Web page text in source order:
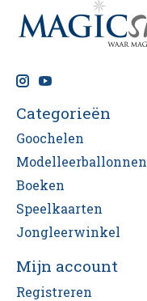
Categorieën
Goochelen
Modelleerballonnen
Boeken
Speelkaarten
Jongleerwinkel
Mijn account
Registreren